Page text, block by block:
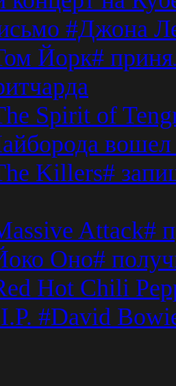
#Джона
Йорк#
Spirit of
Killers#
Attack#
Оно#
Hot Chili
#David